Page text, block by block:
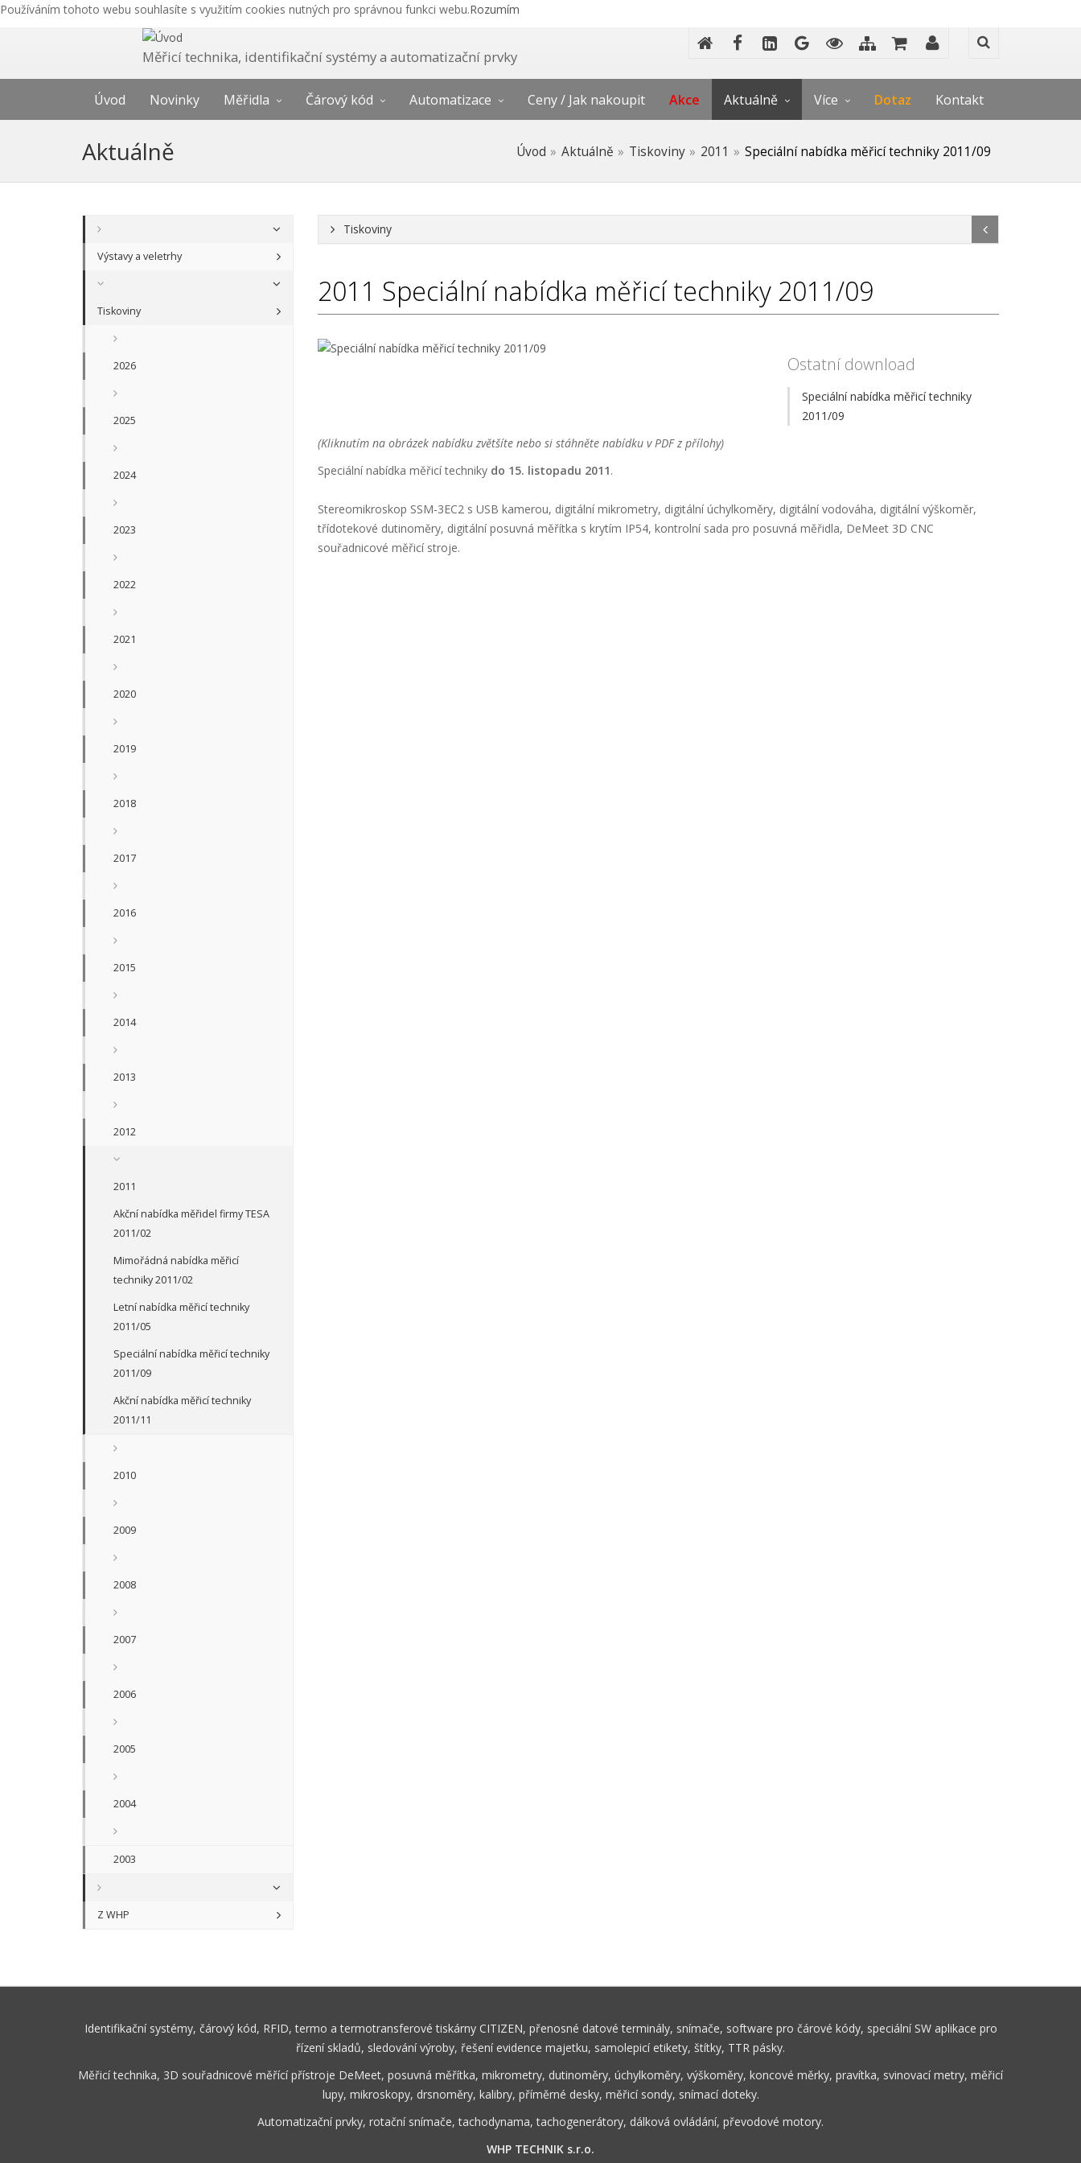
Používáním tohoto webu souhlasíte s využitím cookies nutných pro správnou funkci webu.Rozumím
Měřicí technika, identifikační systémy a automatizační prvky
Úvod Novinky Měřidla Čárový kód Automatizace Ceny / Jak nakoupit Akce Aktuálně Více Dotaz Kontakt
Aktuálně Úvod Aktuálně Tiskoviny 2011 Speciální nabídka měřicí techniky 2011/09
Výstavy a veletrhy
Tiskoviny
2026
2025
2024
2023
2022
2021
2020
2019
2018
2017
2016
2015
2014
2013
2012
2011
Akční nabídka měřidel firmy TESA
2011/02
Mimořádná nabídka měřicí
techniky 2011/02
Letní nabídka měřicí techniky
2011/05
Speciální nabídka měřicí techniky
2011/09
Akční nabídka měřicí techniky
2011/11
2010
2009
2008
2007
2006
2005
2004
2003
Z WHP
Tiskoviny
2011 Speciální nabídka měřicí techniky 2011/09
Ostatní download
Speciální nabídka měřicí techniky
2011/09
(Kliknutím na obrázek nabídku zvětšíte nebo si stáhněte nabídku v PDF z přílohy)
Speciální nabídka měřicí techniky do 15. listopadu 2011.
Stereomikroskop SSM-3EC2 s USB kamerou, digitální mikrometry, digitální úchylkoměry, digitální vodováha, digitální výškoměr,
třídotekové dutinoměry, digitální posuvná měřítka s krytím IP54, kontrolní sada pro posuvná měřidla, DeMeet 3D CNC
souřadnicové měřicí stroje.
Identifikační systémy, čárový kód, RFID, termo a termotransferové tiskárny CITIZEN, přenosné datové terminály, snímače, software pro čárové kódy, speciální SW aplikace pro
řízení skladů, sledování výroby, řešení evidence majetku, samolepicí etikety, štítky, TTR pásky.
Měřicí technika, 3D souřadnicové měřící přístroje DeMeet, posuvná měřítka, mikrometry, dutinoměry, úchylkoměry, výškoměry, koncové měrky, pravítka, svinovací metry, měřicí
lupy, mikroskopy, drsnoměry, kalibry, příměrné desky, měřicí sondy, snímací doteky.
Automatizační prvky, rotační snímače, tachodynama, tachogenerátory, dálková ovládání, převodové motory.
WHP TECHNIK s.r.o.